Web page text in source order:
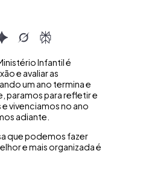
Infantil é
e avaliar as
um ano termina e
paramos para refletir e
vivenciamos no ano
adiante.
que podemos fazer
e mais organizada é